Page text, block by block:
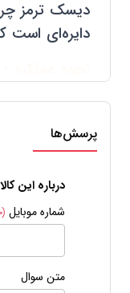
دیسک ترمز
دایره‌ای
وظایف
ترمز ، حفظ
از انحراف
راحت تر به
پرسش‌ها
درباره این
شماره موبایل
متن سوال